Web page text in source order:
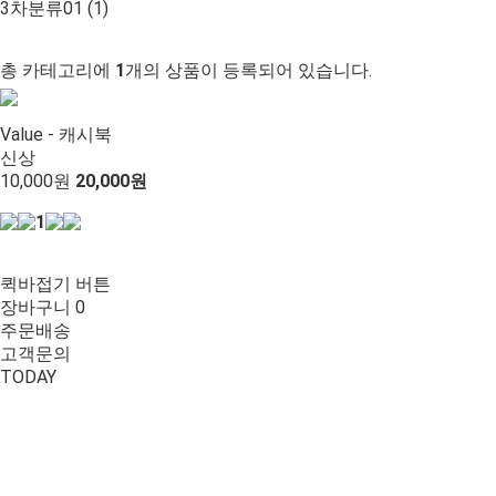
3차분류01 (1)
총 카테고리에 1개의 상품이 등록되어 있습니다.
Value - 캐시북
신상
10,000원 20,000원
1
퀵바접기 버튼
장바구니 0
주문배송
고객문의
TODAY